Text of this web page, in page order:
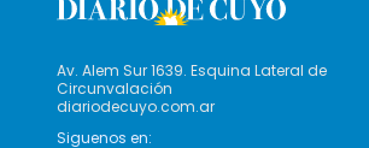
Av. Alem Sur 1639. Esquina Lateral de
Circunvalación
diariodecuyo.com.ar
Siguenos en: